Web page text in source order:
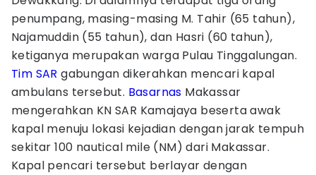
penumpang, masing-masing M. Tahir (65 tahun),
Najamuddin (55 tahun), dan Hasri (60 tahun),
ketiganya merupakan warga Pulau Tinggalungan.
Tim SAR gabungan dikerahkan mencari kapal
ambulans tersebut. Basarnas Makassar
mengerahkan KN SAR Kamajaya beserta awak
kapal menuju lokasi kejadian dengan jarak tempuh
sekitar 100 nautical mile (NM) dari Makassar.
Kapal pencari tersebut berlayar dengan